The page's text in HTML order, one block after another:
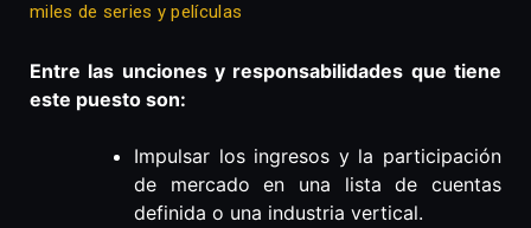
miles de series y películas
Entre las unciones y responsabilidades que tiene
este puesto son:
Impulsar los ingresos y la participación
de mercado en una lista de cuentas
definida o una industria vertical.